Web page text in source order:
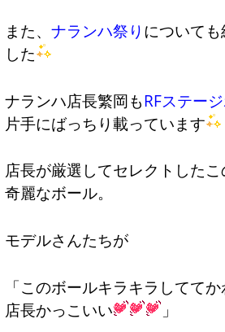
また、 ナランハ祭り について
した
ナランハ店長繁岡もRFステー
片手にばっちり載っています
店長が厳選してセレクトした
奇麗なボール。
モデルさんたちが
「このボールキラキラしてて
店長かっこいい
」